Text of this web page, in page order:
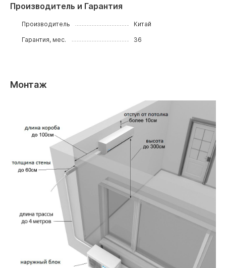
Производитель и Гарантия
Производитель Китай
Гарантия, мес. 36
Монтаж